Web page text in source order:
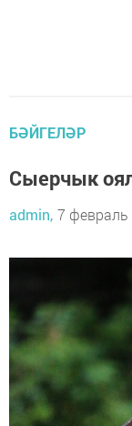
БӘЙГЕЛӘР
Сыерчык
admin, 7 февраль